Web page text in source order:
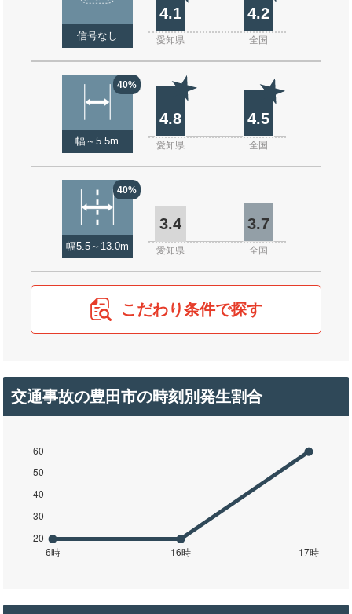
信号なし
4.1 4.2
愛知県 全国
40%
幅～5.5m
4.8 4.5
愛知県 全国
40%
幅5.5～13.0m
3.4 3.7
愛知県 全国
こだわり条件で探す
交通事故の豊田市の時刻別発生割合